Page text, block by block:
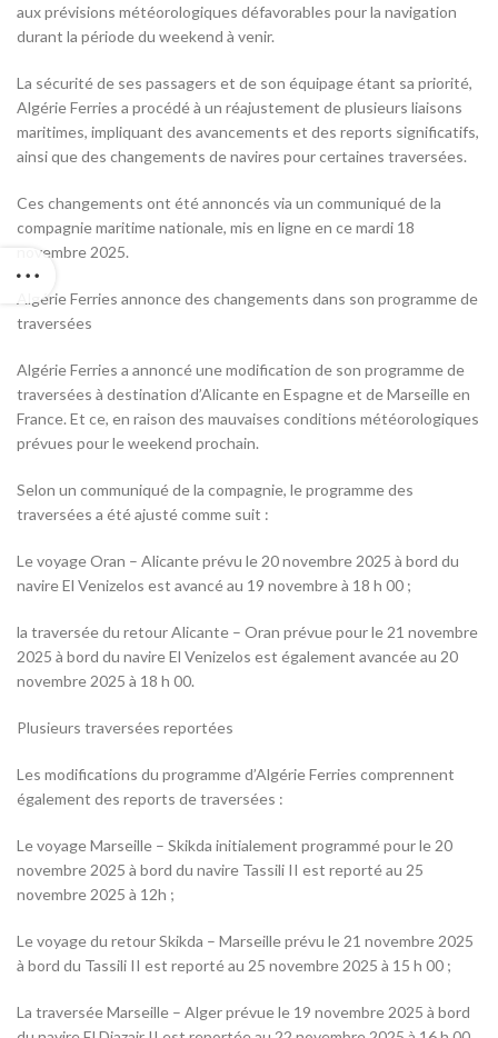
aux prévisions météorologiques défavorables pour la navigation
durant la période du weekend à venir.
La sécurité de ses passagers et de son équipage étant sa priorité,
Algérie Ferries a procédé à un réajustement de plusieurs liaisons
maritimes, impliquant des avancements et des reports significatifs,
ainsi que des changements de navires pour certaines traversées.
Ces changements ont été annoncés via un communiqué de la
compagnie maritime nationale, mis en ligne en ce mardi 18
novembre 2025.
Algérie Ferries annonce des changements dans son programme de
traversées
Algérie Ferries a annoncé une modification de son programme de
traversées à destination d’Alicante en Espagne et de Marseille en
France. Et ce, en raison des mauvaises conditions météorologiques
prévues pour le weekend prochain.
Selon un communiqué de la compagnie, le programme des
traversées a été ajusté comme suit :
Le voyage Oran – Alicante prévu le 20 novembre 2025 à bord du
navire El Venizelos est avancé au 19 novembre à 18 h 00 ;
la traversée du retour Alicante – Oran prévue pour le 21 novembre
2025 à bord du navire El Venizelos est également avancée au 20
novembre 2025 à 18 h 00.
Plusieurs traversées reportées
Les modifications du programme d’Algérie Ferries comprennent
également des reports de traversées :
Le voyage Marseille – Skikda initialement programmé pour le 20
novembre 2025 à bord du navire Tassili II est reporté au 25
novembre 2025 à 12h ;
Le voyage du retour Skikda – Marseille prévu le 21 novembre 2025
à bord du Tassili II est reporté au 25 novembre 2025 à 15 h 00 ;
La traversée Marseille – Alger prévue le 19 novembre 2025 à bord